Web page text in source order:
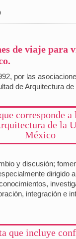
de viaje
por las
de Arquitectura
corresponde
de la
México
y discusión;
integración e
que incluye